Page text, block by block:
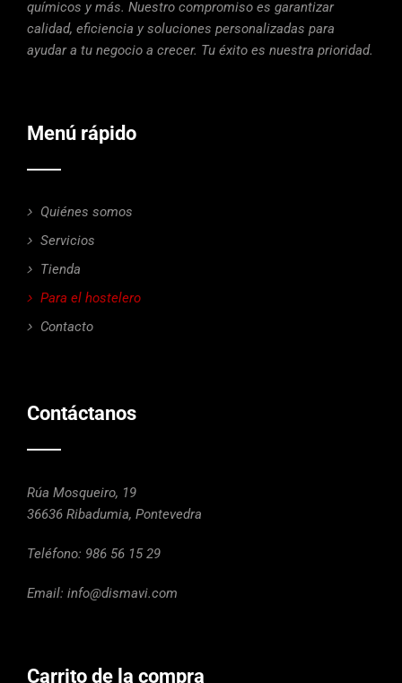
químicos y más. Nuestro compromiso es garantizar
calidad, eficiencia y soluciones personalizadas para
ayudar a tu negocio a crecer. Tu éxito es nuestra prioridad.
Menú rápido
Quiénes somos
Servicios
Tienda
Para el hostelero
Contacto
Contáctanos
Rúa Mosqueiro, 19
36636 Ribadumia, Pontevedra
Teléfono: 986 56 15 29
Email: info@dismavi.com
Carrito de la compra